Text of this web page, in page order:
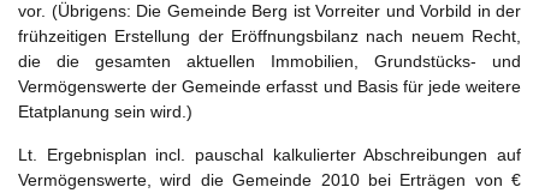
vor. (Übrigens: Die Gemeinde Berg ist Vorreiter und Vorbild in der
frühzeitigen Erstellung der Eröffnungsbilanz nach neuem Recht,
die die gesamten aktuellen Immobilien, Grundstücks- und
Vermögenswerte der Gemeinde erfasst und Basis für jede weitere
Etatplanung sein wird.)
Lt. Ergebnisplan incl. pauschal kalkulierter Abschreibungen auf
Vermögenswerte, wird die Gemeinde 2010 bei Erträgen von €